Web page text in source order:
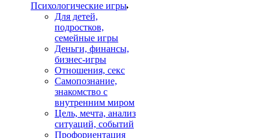
Психологические игры
Для детей,
подростков,
семейные игры
Деньги, финансы,
бизнес-игры
Отношения, секс
Самопознание,
знакомство с
внутренним миром
Цель, мечта, анализ
ситуаций, событий
Профориентация